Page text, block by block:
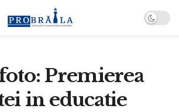
Premierea
in educatie